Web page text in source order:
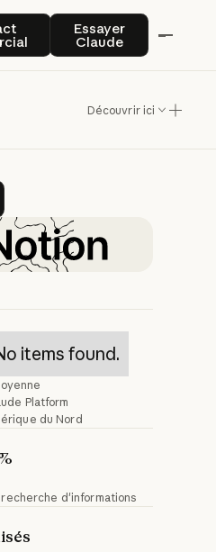
commercial
Essayer
Claude
Essayer Claude
Découvrir ici
des
travail
avec
items found.
Platform
du Nord
d'informations